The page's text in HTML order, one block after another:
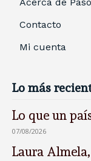
Contacto
Mi cuenta
Lo más
Lo que un
07/08/2026
Laura